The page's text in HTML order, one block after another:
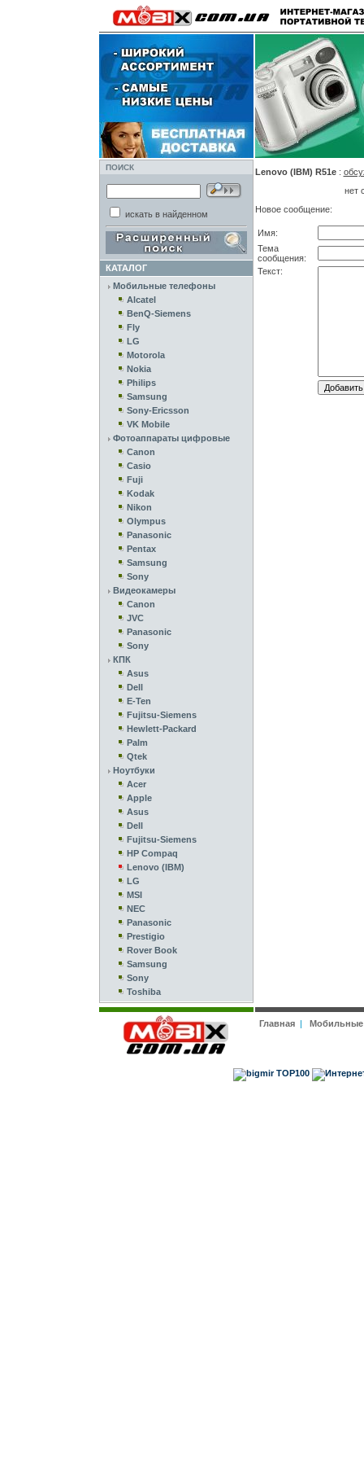
ПОИСК
искать в найденном
КАТАЛОГ
Мобильные телефоны
Alcatel
BenQ-Siemens
Fly
LG
Motorola
Nokia
Philips
Samsung
Sony-Ericsson
VK Mobile
Фотоаппараты цифровые
Canon
Casio
Fuji
Kodak
Nikon
Olympus
Panasonic
Pentax
Samsung
Sony
Видеокамеры
Canon
JVC
Panasonic
Sony
КПК
Asus
Dell
E-Ten
Fujitsu-Siemens
Hewlett-Packard
Palm
Qtek
Ноутбуки
Acer
Apple
Asus
Dell
Fujitsu-Siemens
HP Compaq
Lenovo (IBM)
LG
MSI
NEC
Panasonic
Prestigio
Rover Book
Samsung
Sony
Toshiba
Lenovo (IBM) R51e:
нет
Новое сообщение:
Имя:
Тема
сообщения:
Текст:
Главная|